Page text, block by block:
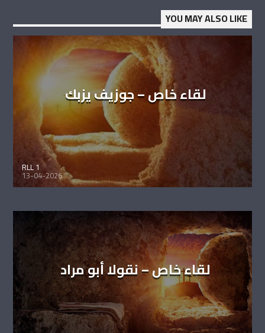
YOU MAY ALSO LIKE
لقاء خاص – جوزيف يزبك
RLL 1
13-04-2026
لقاء خاص – نقولا أبو مراد